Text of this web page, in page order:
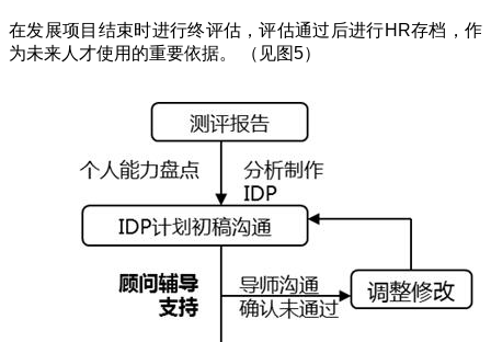
在发展项目结束时进行终评估，评估通过后进行HR存档，作
为未来人才使用的重要依据。 （见图5）